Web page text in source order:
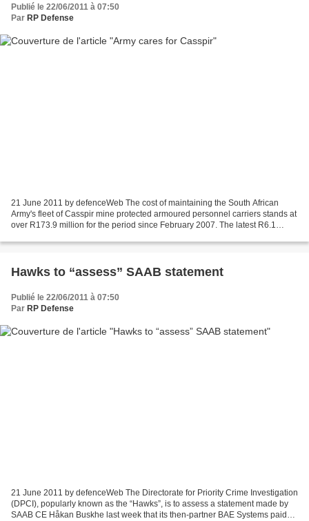
Publié le 22/06/2011 à 07:50
Par RP Defense
21 June 2011 by defenceWeb The cost of maintaining the South African
Army's fleet of Casspir mine protected armoured personnel carriers stands at
over R173.9 million for the period since February 2007. The latest R6.1
Hawks to “assess” SAAB statement
Publié le 22/06/2011 à 07:50
Par RP Defense
21 June 2011 by defenceWeb The Directorate for Priority Crime Investigation
(DPCI), popularly known as the “Hawks”, is to assess a statement made by
SAAB CE Håkan Buskhe last week that its then-partner BAE Systems paid